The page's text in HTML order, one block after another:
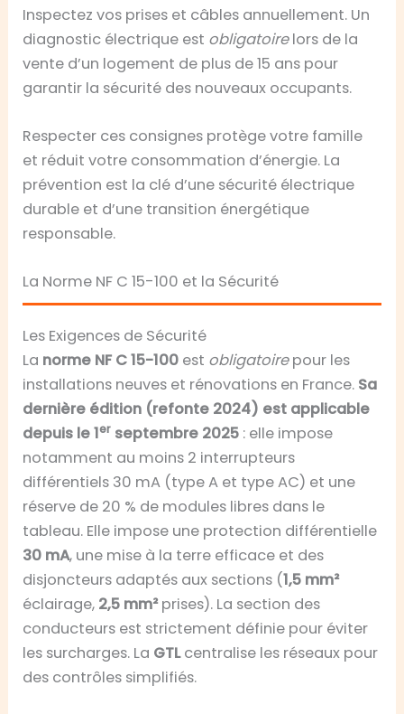
Inspectez vos prises et câbles annuellement. Un
diagnostic électrique est obligatoirelors de la
vente d’un logement de plus de 15 ans pour
garantir la sécurité des nouveaux occupants.
Respecter ces consignes protège votre famille
et réduit votre consommation d’énergie. La
prévention est la clé d’une sécurité électrique
durable et d’une transition énergétique
responsable.
La Norme NF C 15-100 et la Sécurité
Les Exigences de Sécurité
La norme NF C 15-100 est obligatoirepour les
installations neuves et rénovations en France. Sa
dernière édition (refonte 2024) est applicable
depuis le 1er septembre 2025 : elle impose
notamment au moins 2 interrupteurs
différentiels 30 mA (type A et type AC) et une
réserve de 20 % de modules libres dans le
tableau. Elle impose une protection différentielle
30 mA, une mise à la terre efficace et des
disjoncteurs adaptés aux sections (1,5 mm²
éclairage, 2,5 mm²prises). La section des
conducteurs est strictement définie pour éviter
les surcharges. La GTLcentralise les réseaux pour
des contrôles simplifiés.